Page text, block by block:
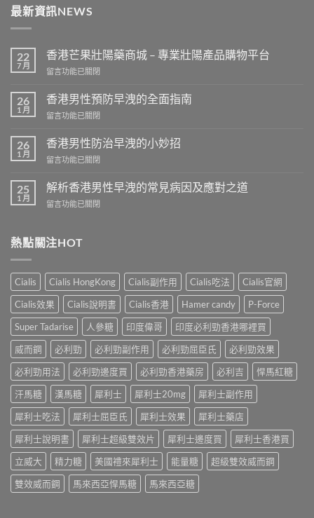
最新資訊NEWS
22
7 月
香港芒果壯陽藥商城 – 專業壯陽產品購物平台
在
港
芒
果
陽
藥
商
–
專
陽
產
購
物
平
台〉
中
留言功能已關閉
26
1 月
香港男性預防早洩的全面指南
在
港
男
性
防
早
洩
面
中
留言功能已關閉
26
1 月
香港男性防治早洩的小妙招
在
港
男
性
早
小
妙
招〉
中
留言功能已關閉
25
1 月
解析香港男性早洩的常見病因及應對之道
在
香
港
性
早
洩
的
常
見
因
及
應
之
道〉
中
留言功能已關閉
熱點關注HOT
Cialis Cialis HongKong Cialis副作用 Cialis吃法
Cialis官網
Cialis效果
Cialis說明書 Cialis香港 Hamer candy
P-Force
Super Tadarise
人參糖 印度偉哥
印度必利勁香港哪裡買
威而鋼
必利勁 必利勁副作用 必利勁屈臣氏
必利勁效果
必利勁用法
必利勁邊度買 必利勁香港藥房 必利吉
悍馬紅糖
汗馬糖
漢馬糖 犀利士 犀利士20mg
犀利士副作用
犀利士吃法
犀利士屈臣氏 犀利士效果
犀利士藥店
犀利士說明書
犀利士超級雙效片 犀利士邊度買
犀利士香港買
立威大
精力糖 美國禮來犀利士 能量糖
超級雙效威而鋼
雙效威而鋼
馬來西亞悍馬糖 馬來西亞糖